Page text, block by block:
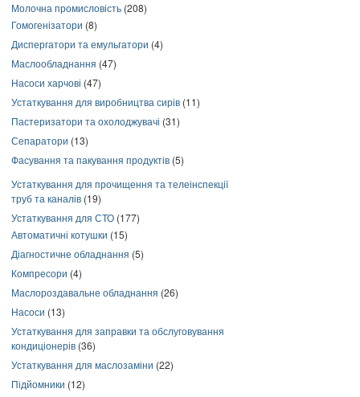
Молочна промисловість (208)
Гомогенізатори (8)
Диспергатори та емульгатори (4)
Маслообладнання (47)
Насоси харчові (47)
Устаткування для виробництва сирів (11)
Пастеризатори та охолоджувачі (31)
Сепаратори (13)
Фасування та пакування продуктів (5)
Устаткування для прочищення та телеінспекції
труб та каналів (19)
Устаткування для СТО (177)
Автоматичні котушки (15)
Діагностичне обладнання (5)
Компресори (4)
Маслороздавальне обладнання (26)
Насоси (13)
Устаткування для заправки та обслуговування
кондиціонерів (36)
Устаткування для маслозаміни (22)
Підйомники (12)